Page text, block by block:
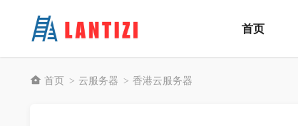
首页
首页 > 云服务器 > 香港云服务器